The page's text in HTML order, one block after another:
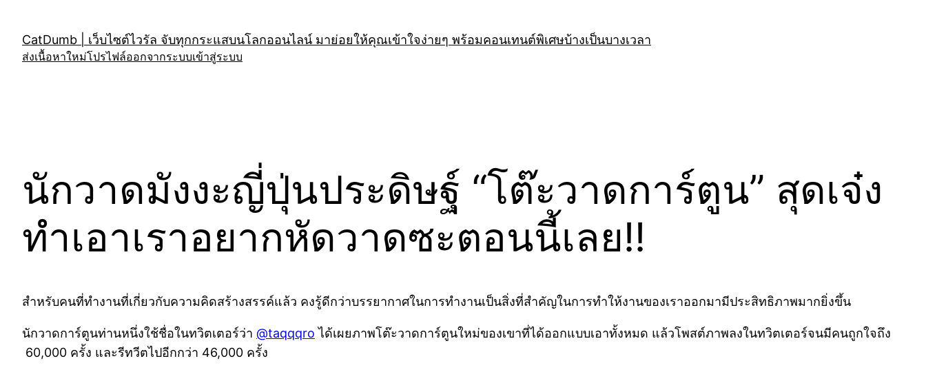
content
CatDumb | เว็บไซต์ไวรัล จับทุกกระแสบนโลกออนไลน์ มาย่อยให้คุณเข้าใจง่ายๆ พร้อมคอนเทนต์พิเศษบ้างเป็นบางเวลา
ส่งเนื้อหาใหม่โปรไฟล์ออกจากระบบเข้าสู่ระบบ
นักวาดมังงะญี่ปุ่นประดิษฐ์ “โต๊ะวาดการ์ตูน” สุดเจ๋ง
ทำเอาเราอยากหัดวาดซะตอนนี้เลย!!
สำหรับคนที่ทำงานที่เกี่ยวกับความคิดสร้างสรรค์แล้ว คงรู้ดีกว่าบรรยากาศในการทำงานเป็นสิ่งที่สำคัญในการทำให้งานของเราออกมามีประสิทธิภาพมากยิ่งขึ้น
นักวาดการ์ตูนท่านหนึ่งใช้ชื่อในทวิตเตอร์ว่า @taqqqro ได้เผยภาพโต๊ะวาดการ์ตูนใหม่ของเขาที่ได้ออกแบบเอาทั้งหมด แล้วโพสต์ภาพลงในทวิตเตอร์จนมีคนถูกใจถึง
60,000 ครั้ง และรีทวีตไปอีกกว่า 46,000 ครั้ง